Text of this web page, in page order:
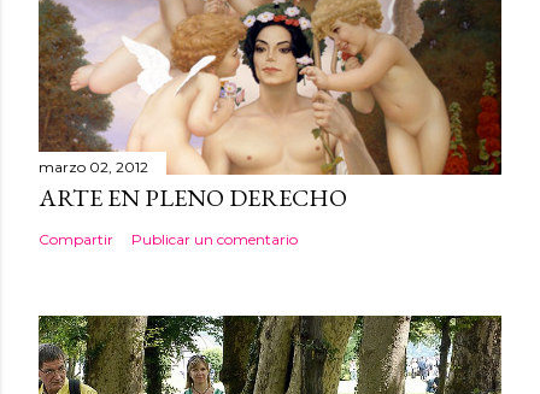
marzo 02, 2012
ARTE EN PLENO DERECHO
Compartir Publicar un comentario